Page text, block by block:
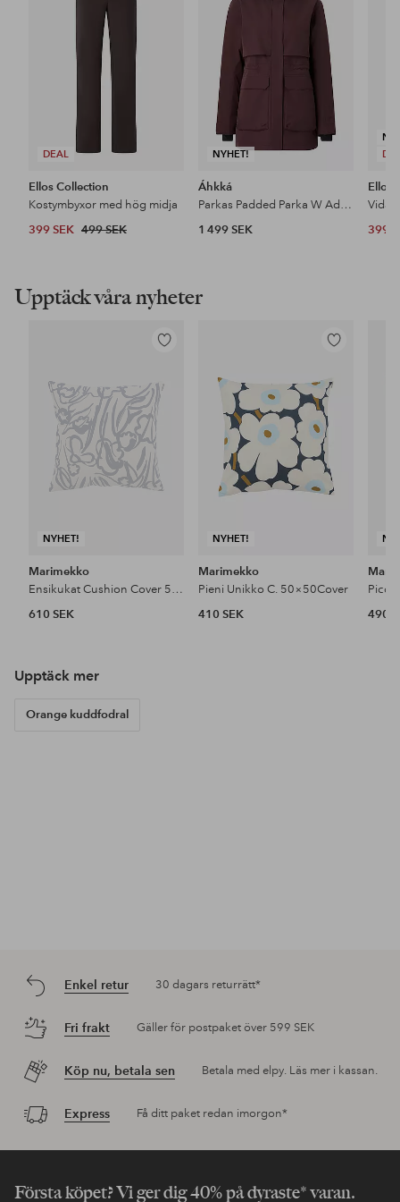
DEAL
Ellos Collection
Kostymbyxor med hög midja
399 SEK 499 SEK
NYHET!
favoriter
Áhkká
Parkas Padded Parka W Adjustable Waist
1 499 SEK
Ellos
399
Upptäck våra nyheter
NYHET!
Lägg
i
favoriter
Marimekko
Ensikukat Cushion Cover 50×50
610 SEK
NYHET!
Lägg
i
favoriter
Marimekko
Pieni Unikko C. 50×50Cover
410 SEK
490
Upptäck mer
Orange kuddfodral
Enkel retur 30 dagars returrätt*
Fri frakt Gäller för postpaket över 599 SEK
Köp nu, betala sen Betala med elpy. Läs mer i kassan.
Express Få ditt paket redan imorgon*
Första köpet? Vi ger dig 40% på dyraste* varan.